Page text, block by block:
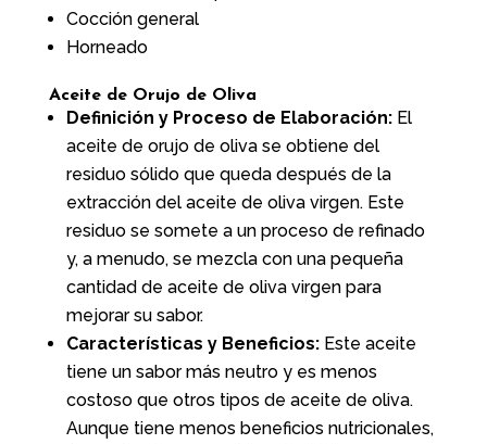
Cocción general
Horneado
Aceite de Orujo de Oliva
Definición y Proceso de Elaboración:El
aceite de orujo de oliva se obtiene del
residuo sólido que queda después de la
extracción del aceite de oliva virgen. Este
residuo se somete a un proceso de refinado
y, a menudo, se mezcla con una pequeña
cantidad de aceite de oliva virgen para
mejorar su sabor.
Características y Beneficios:Este aceite
tiene un sabor más neutro y es menos
costoso que otros tipos de aceite de oliva.
Aunque tiene menos beneficios nutricionales,